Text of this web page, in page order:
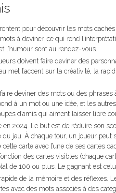
pour découvrir les mots
à deviner, ce qui rend
l’humour sont au rendez-vous.
doivent faire deviner des
met l’accent sur la créativité, la
deviner des mots ou des phrases
à un mot ou une idée, et les
d’amis qui aiment laisser libre
2024. Le but est de réduire son
jeu. À chaque tour, un joueur peut
carte avec l’une de ses cartes
des cartes visibles (chaque
de 100 ou plus. Le gagnant est
de la mémoire et des réflexes.
avec des mots associés à des